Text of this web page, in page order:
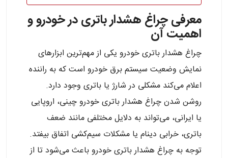
معرفی چراغ هشدار باتری در خودرو و
اهمیت آن
چراغ هشدار باتری خودرو یکی از مهم‌ترین ابزارهای
نمایش وضعیت سیستم برق خودرو است که به راننده
اعلام می‌کند مشکلی در شارژ یا باتری وجود دارد.
روشن شدن چراغ هشدار باتری خودرو چینی، اروپایی
یا ایرانی، می‌تواند به دلایل مختلفی مانند ضعف
باتری، خرابی دینام یا مشکلات سیم‌کشی اتفاق بیفتد.
توجه به چراغ هشدار باتری خودرو باعث می‌شود تا از